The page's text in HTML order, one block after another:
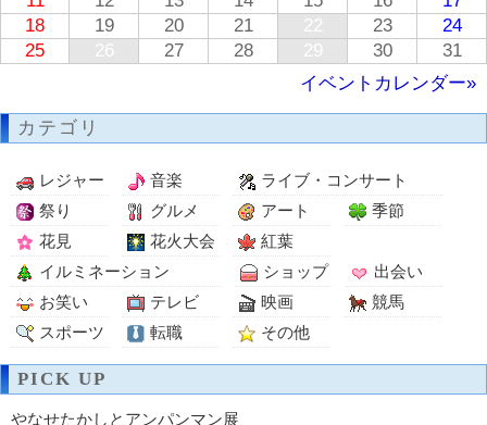
18
19 20 21 22 23
24
25
26 27 28 29 30
31
イベントカレンダー»
カテゴリ
レジャー 音楽
ライブ・コンサート
祭り
グルメ アート
季節
花見
花火大会
紅葉
イルミネーション
ショップ
出会い
お笑い
テレビ 映画
競馬
スポーツ
転職 その他
PICK UP
やなせたかしとアンパンマン展